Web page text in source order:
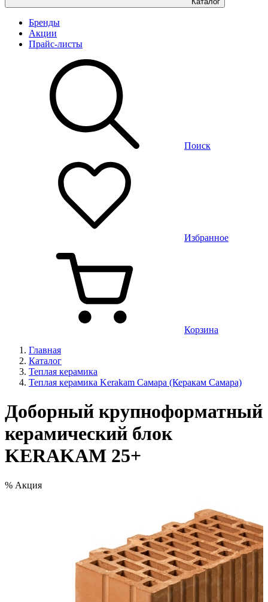
Бренды
Акции
Прайс-листы
Поиск
Избранное
Корзина
Главная
Каталог
Теплая керамика
Теплая керамика Kerakam Самара (Керакам Самара)
Доборный крупноформатный
керамический блок
KERAKAM 25+
% Акция